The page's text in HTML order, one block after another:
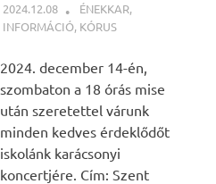
2024.12.08 BÁRTFAI JUDIT
ÉNEKKAR,
INFORMÁCIÓ, KÓRUS
2024. december 14-én,
szombaton a 18 órás mise
után szeretettel várunk
minden kedves érdeklődőt
iskolánk karácsonyi
koncertjére. Cím: Szent